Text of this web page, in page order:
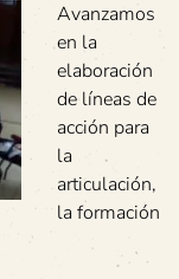
Avanzamos
en la
elaboración
de líneas de
acción para
la
articulación,
la formación